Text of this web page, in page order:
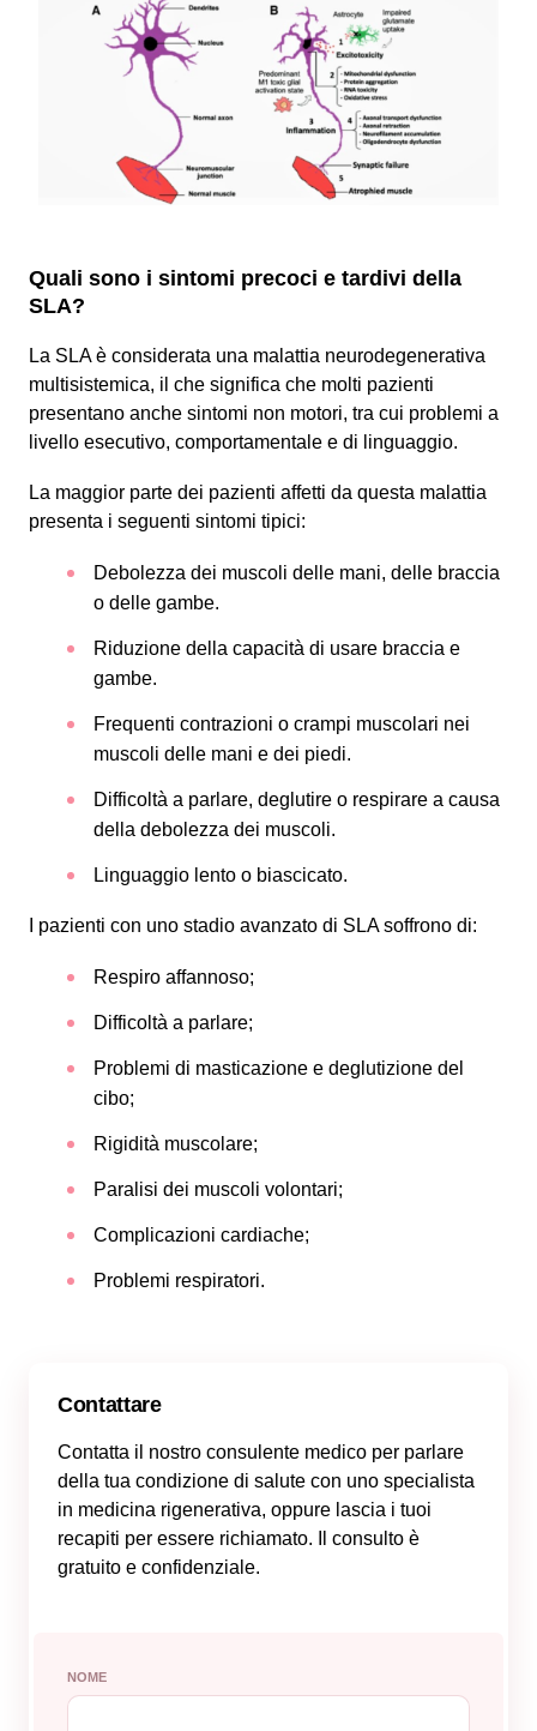
Quali sono i sintomi precoci e tardivi della
SLA?
La SLA è considerata una malattia neurodegenerativa
multisistemica, il che significa che molti pazienti
presentano anche sintomi non motori, tra cui problemi a
livello esecutivo, comportamentale e di linguaggio.
La maggior parte dei pazienti affetti da questa malattia
presenta i seguenti sintomi tipici:
Debolezza dei muscoli delle mani, delle braccia
o delle gambe.
Riduzione della capacità di usare braccia e
gambe.
Frequenti contrazioni o crampi muscolari nei
muscoli delle mani e dei piedi.
Difficoltà a parlare, deglutire o respirare a causa
della debolezza dei muscoli.
Linguaggio lento o biascicato.
I pazienti con uno stadio avanzato di SLA soffrono di:
Respiro affannoso;
Difficoltà a parlare;
Problemi di masticazione e deglutizione del
cibo;
Rigidità muscolare;
Paralisi dei muscoli volontari;
Complicazioni cardiache;
Problemi respiratori.
Contattare
Contatta il nostro consulente medico per parlare
della tua condizione di salute con uno specialista
in medicina rigenerativa, oppure lascia i tuoi
recapiti per essere richiamato. Il consulto è
gratuito e confidenziale.
NOME